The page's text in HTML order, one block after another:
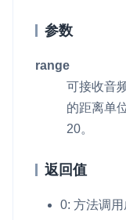
参数
range
可接收音
的距离单
20。
返回值
0: 方法调用